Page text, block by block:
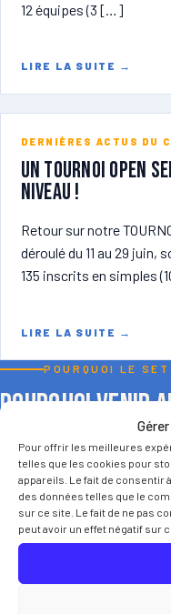
Pour offrir les meilleures
telles que les cookies pour
appareils. Le fait de consentir
des données telles que le
sur ce site. Le fait de ne pas
peut avoir un effet négatif sur
12 équipes (3 […]
LIRE LA SUITE →
DERNIÈRES ACTUS DU
Un tournoi open
niveau !
Retour sur notre
déroulé du 11 au 29
135 inscrits en simples
LIRE LA SUITE →
POURQUOI LE SET
Pourquoi venir
Tennis ?
Des installations
Le club dispose